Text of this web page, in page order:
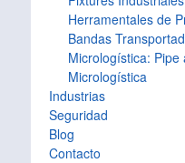
Herramentales de
Bandas
Micrologística: Pipe
Micrologística
Industrias
Seguridad
Blog
Contacto